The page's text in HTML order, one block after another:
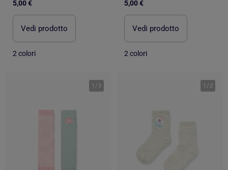
5,00 €
Vedi prodotto
2 colori
5,00 €
Vedi prodotto
2 colori
1 / 3 1 / 2